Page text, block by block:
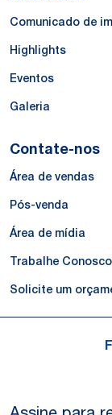
Comunicado de
Highlights
Eventos
Galeria
Contate-nos
Área de vendas
Pós-venda
Área de mídia
Trabalhe Conosco
Solicite um